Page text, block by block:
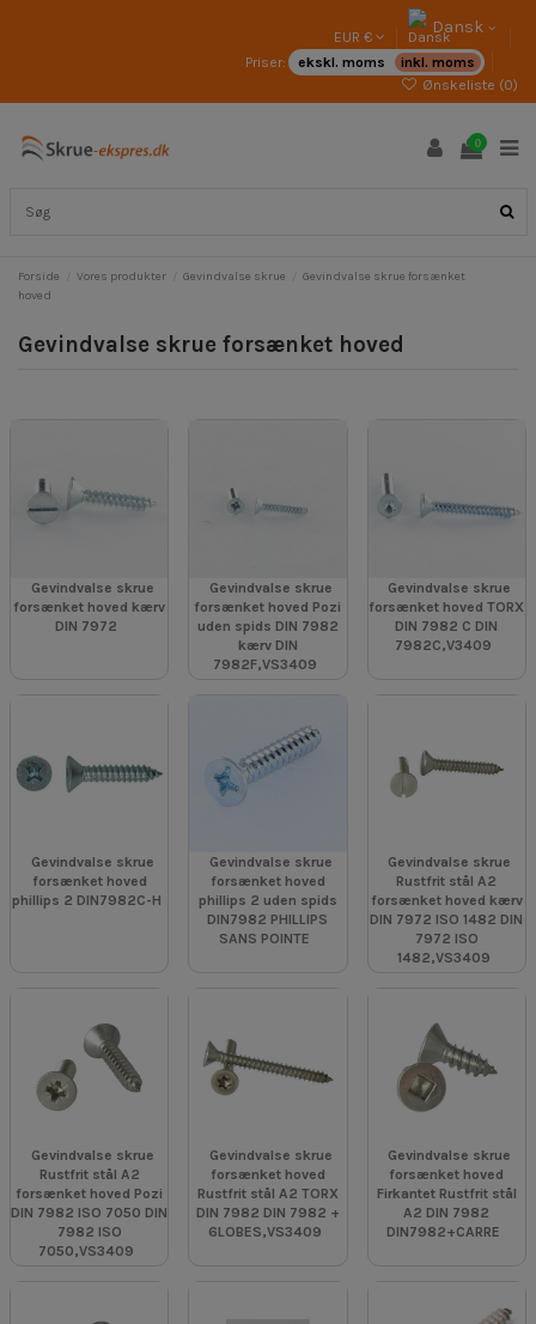
EUR € Dansk
Priser: ekskl. moms
inkl. moms
Ønskeliste (0)
0
Forside Vores produkter Gevindvalse skrue
Gevindvalse skrue forsænket
hoved
Gevindvalse skrue forsænket hoved
Gevindvalse skrue
forsænket hoved kærv
DIN 7972
Gevindvalse skrue
forsænket hoved Pozi
uden spids DIN 7982
kærv DIN
7982F,VS3409
Gevindvalse skrue
forsænket hoved TORX
DIN 7982 C DIN
7982C,V3409
Gevindvalse skrue
forsænket hoved
phillips 2 DIN7982C-H
Gevindvalse skrue
forsænket hoved
phillips 2 uden spids
DIN7982 PHILLIPS
SANS POINTE
Gevindvalse skrue
Rustfrit stål A2
forsænket hoved kærv
DIN 7972 ISO 1482 DIN
7972 ISO
1482,VS3409
Gevindvalse skrue
Rustfrit stål A2
forsænket hoved Pozi
DIN 7982 ISO 7050 DIN
7982 ISO
7050,VS3409
Gevindvalse skrue
forsænket hoved
Rustfrit stål A2 TORX
DIN 7982 DIN 7982 +
6LOBES,VS3409
Gevindvalse skrue
forsænket hoved
Firkantet Rustfrit stål
A2 DIN 7982
DIN7982+CARRE